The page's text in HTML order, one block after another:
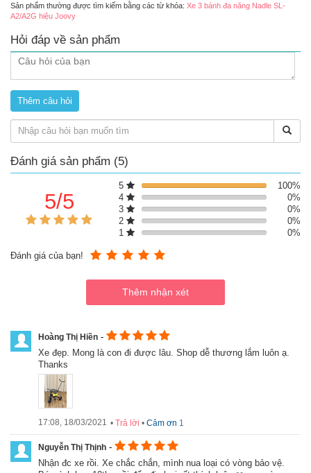
Xe 3 bánh đa năng Nadle SL-A2/A2G hiệu Joovy
Review xe 3 bánh đa năng Nadle SL-A2/A2G có tốt
không?
Xe đa năng Nadle SL-A2/A2Gtích hợp 3 chức năng trong
cùng một xe, vừa làm xe chòi chân, xe đạp ba bánh, xe đẩy
cho bé hỗ trợ phù hợp theo từng giai đoạn phát triển của bé
Tay đẩy đồng thời là tay lái để bố mẹ giúp bé điều khiển
hướng đi của xe
Xe dễ dàng gập gọn để cất giữ, cầm đi và không chiếm diện
tích cất giữ
Các bộ phận tháo lắp dễ dàng
Sản phẩm thường được tìm kiếm bằng các từ khóa: Xe 3 bánh đa năng Nadle SL-
A2/A2G hiệu Joovy
Hỏi đáp về sản phẩm
Đánh giá sản phẩm (5)
5/5
5
100%
4
0%
3
0%
2
0%
1
0%
Đánh giá của bạn!
Hoàng Thị Hiền -
Xe đẹp. Mong là con đi được lâu. Shop dễ thương lắm luôn ạ.
Thanks
17:08, 18/03/2021 • Trả lời • Cảm ơn 1
Nguyễn Thị Thịnh -
Nhận đc xe rồi. Xe chắc chắn, mình nua loại có vòng bảo vệ.